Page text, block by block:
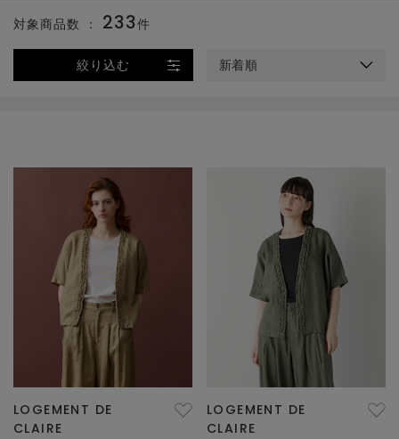
絞り込む 新着順
対象商品数 ： 233件
LOGEMENT DE
CLAIRE
LOGEMENT DE
CLAIRE